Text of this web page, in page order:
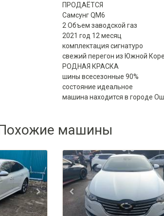
ПРОДАЁТСЯ
Самсунг QM6
2 Объем заводской газ
2021 год 12 месяц
комплектация сигнатуро
свежий перегон из Южной
РОДНАЯ КРАСКА
шины всесезонные 90%
состояние идеальное
машина находится в городе Ош
машины